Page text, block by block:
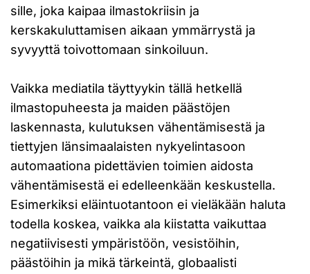
sille, joka kaipaa ilmastokriisin ja
kerskakuluttamisen aikaan ymmärrystä ja
syvyyttä toivottomaan sinkoiluun.
Vaikka mediatila täyttyykin tällä hetkellä
ilmastopuheesta ja maiden päästöjen
laskennasta, kulutuksen vähentämisestä ja
tiettyjen länsimaalaisten nykyelintasoon
automaationa pidettävien toimien aidosta
vähentämisestä ei edelleenkään keskustella.
Esimerkiksi eläintuotantoon ei vieläkään haluta
todella koskea, vaikka ala kiistatta vaikuttaa
negatiivisesti ympäristöön, vesistöihin,
päästöihin ja mikä tärkeintä, globaalisti